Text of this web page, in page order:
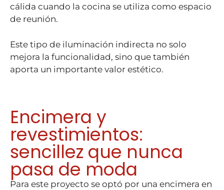
cálida cuando la cocina se utiliza como espacio
de reunión.
Este tipo de iluminación indirecta no solo
mejora la funcionalidad, sino que también
aporta un importante valor estético.
Encimera y
revestimientos:
sencillez que nunca
pasa de moda
Para este proyecto se optó por una encimera en